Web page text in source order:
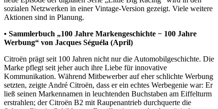
sozialen Netzwerken in einer Vintage-Version gezeigt. Viele weitere
Aktionen sind in Planung.
• Sammlerbuch „100 Jahre Markengeschichte − 100 Jahre
Werbung“ von Jacques Séguéla (April)
Citroën prägt seit 100 Jahren nicht nur die Automobilgeschichte. Die
Marke pflegt seit jeher auch ihre Liebe für innovative
Kommunikation. Während Mitbewerber auf eher schlichte Werbung
setzten, zeigte André Citroën, dass er ein echtes Werbegenie war: Er
ließ seinen Markennamen in leuchtenden Buchstaben am Eiffelturm
erstrahlen; der Citroën B2 mit Raupenantrieb durchquerte die